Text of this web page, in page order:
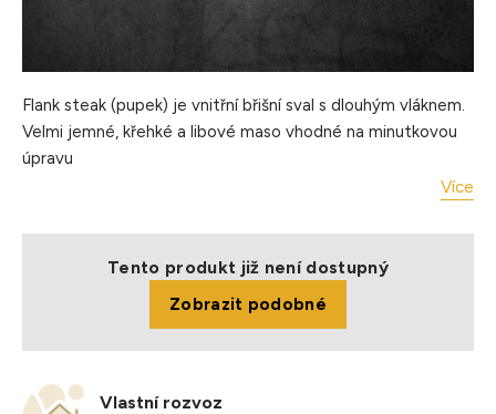
Flank steak (pupek) je vnitřní břišní sval s dlouhým vláknem.
Velmi jemné, křehké a libové maso vhodné na minutkovou
úpravu
Hmotnost balení: cca 2 kg
Balení: chlazené, balené po 1-3 ks, vakuované
Skladování: Uchovávejte při teplotě 0–4 °C
Více
Tento produkt již není dostupný
Zobrazit podobné
Vlastní rozvoz